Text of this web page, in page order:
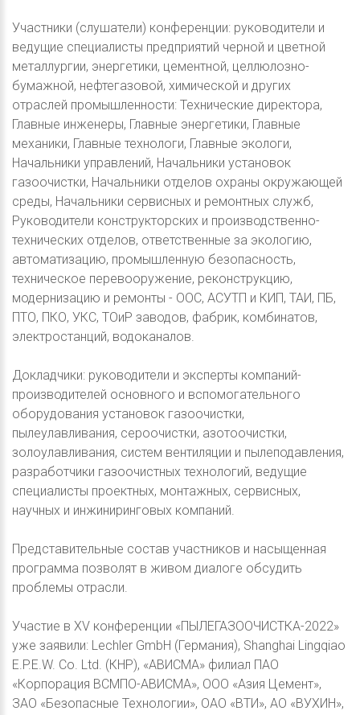
Участники (слушатели) конференции: руководители и
ведущие специалисты предприятий черной и цветной
металлургии, энергетики, цементной, целлюлозно-
бумажной, нефтегазовой, химической и других
отраслей промышленности: Технические директора,
Главные инженеры, Главные энергетики, Главные
механики, Главные технологи, Главные экологи,
Начальники управлений, Начальники установок
газоочистки, Начальники отделов охраны окружающей
среды, Начальники сервисных и ремонтных служб,
Руководители конструкторских и производственно-
технических отделов, ответственные за экологию,
автоматизацию, промышленную безопасность,
техническое перевооружение, реконструкцию,
модернизацию и ремонты - ООС, АСУТП и КИП, ТАИ, ПБ,
ПТО, ПКО, УКС, ТОиР заводов, фабрик, комбинатов,
электростанций, водоканалов.
Докладчики: руководители и эксперты компаний-
производителей основного и вспомогательного
оборудования установок газоочистки,
пылеулавливания, сероочистки, азотоочистки,
золоулавливания, систем вентиляции и пылеподавления,
разработчики газоочистных технологий, ведущие
специалисты проектных, монтажных, сервисных,
научных и инжиниринговых компаний.
Представительные состав участников и насыщенная
программа позволят в живом диалоге обсудить
проблемы отрасли.
Участие в XV конференции «ПЫЛЕГАЗООЧИСТКА-2022»
уже заявили: Lechler GmbH (Германия), Shanghai Lingqiao
E.P.E.W. Co. Ltd. (КНР), «АВИСМА» филиал ПАО
«Корпорация ВСМПО-АВИСМА», ООО «Азия Цемент»,
ЗАО «Безопасные Технологии», ОАО «ВТИ», АО «ВУХИН»,